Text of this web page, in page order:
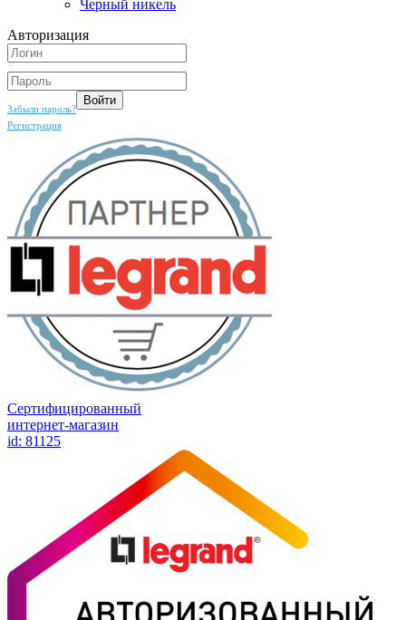
Черный никель
Авторизация
Забыли пароль?
Регистрация
Сертифицированный
интернет-магазин
id: 81125